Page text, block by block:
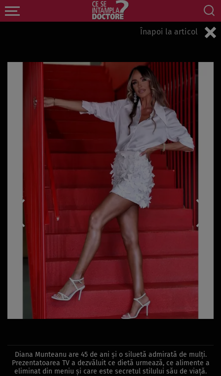
Înapoi la articol
Diana Munteanu are 45 de ani și o siluetă admirată de mulți.
Prezentatoarea TV a dezvăluit ce dietă urmează, ce alimente a
eliminat din meniu și care este secretul stilului său de viață.